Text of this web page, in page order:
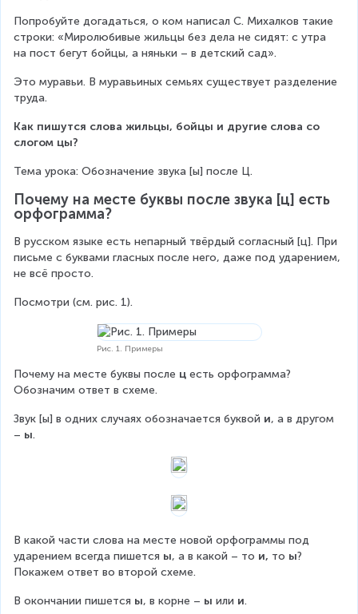
Попробуйте догадаться, о ком написал С. Михалков такие
строки: «Миролюбивые жильцы без дела не сидят: с утра
на пост бегут бойцы, а няньки – в детский сад».
Это муравьи. В муравьиных семьях существует разделение
труда.
Как пишутся слова жильцы, бойцы и другие слова со
слогом цы?
Тема урока: Обозначение звука [ы] после Ц.
Почему на месте буквы после звука [ц] есть
орфограмма?
В русском языке есть непарный твёрдый согласный [ц]. При
письме с буквами гласных после него, даже под ударением,
не всё просто.
Посмотри (см. рис. 1).
Рис. 1. Примеры
Почему на месте буквы после ц есть орфограмма?
Обозначим ответ в схеме.
Звук [ы] в одних случаях обозначается буквой и, а в другом
– ы.
В какой части слова на месте новой орфограммы под
ударением всегда пишется ы, а в какой – то и, то ы?
Покажем ответ во второй схеме.
В окончании пишется ы, в корне – ы или и.